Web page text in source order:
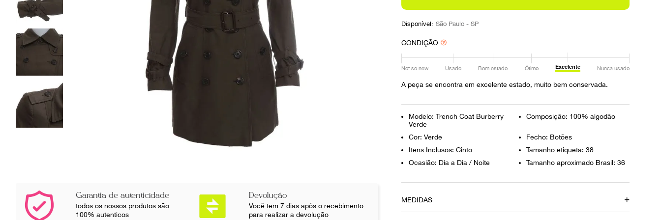
Garantia de autenticidade
todos os nossos produtos são
100% autenticos
Devolução
Você tem 7 dias após o recebimento
para realizar a devolução
Disponível: São Paulo - SP
CONDIÇÃO
Not so new Usado Bom estado Ótimo Excelente Nunca usado
A peça se encontra em excelente estado, muito bem conservada.
Modelo: Trench Coat Burberry
Verde
Composição: 100% algodão
Cor: Verde
Fecho: Botões
Itens Inclusos: Cinto
Tamanho etiqueta: 38
Ocasião: Dia a Dia / Noite
Tamanho aproximado Brasil: 36
MEDIDAS